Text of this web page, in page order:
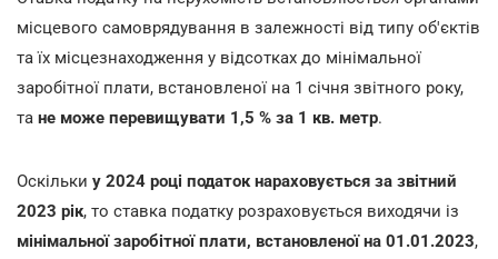
місцевого самоврядування в залежності від типу об'єктів
та їх місцезнаходження у відсотках до мінімальної
заробітної плати, встановленої на 1 січня звітного року,
та не може перевищувати 1,5 % за 1 кв. метр.
Оскільки у 2024 році податок нараховується за звітний
2023 рік, то ставка податку розраховується виходячи із
мінімальної заробітної плати, встановленої на 01.01.2023,